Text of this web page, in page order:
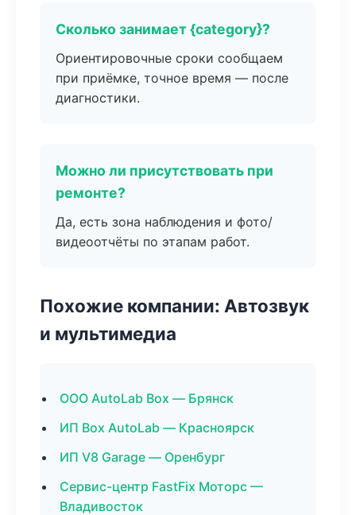
Сколько занимает {category}?
Ориентировочные сроки сообщаем
при приёмке, точное время — после
диагностики.
Можно ли присутствовать при
ремонте?
Да, есть зона наблюдения и фото/
видеоотчёты по этапам работ.
Похожие компании: Автозвук
и мультимедиа
ООО AutoLab Box — Брянск
ИП Box AutoLab — Красноярск
ИП V8 Garage — Оренбург
Сервис-центр FastFix Моторс —
Владивосток